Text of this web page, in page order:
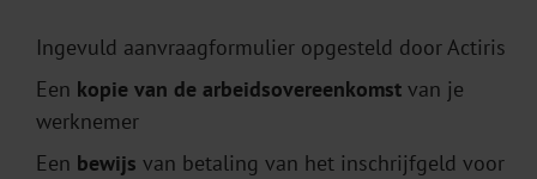
Ingevuld aanvraagformulier opgesteld door Actiris
Een kopie van de arbeidsovereenkomst van je
werknemer
Een bewijs van betaling van het inschrijfgeld voor